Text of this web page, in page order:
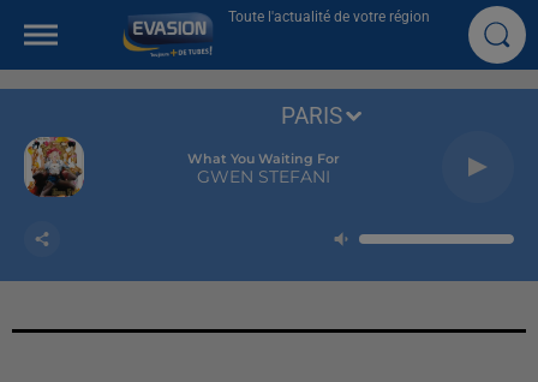
Toute l'actualité de votre région
What You Waiting For
GWEN STEFANI
PARIS